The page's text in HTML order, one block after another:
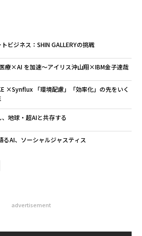
ビジネス：SHIN GALLERYの挑戦
療×AI を加速〜アイリス沖山翔×IBM金子達哉
×Synflux 「環境配慮」「効率化」の先をいく
、地球・超AIと共存する
るAI、ソーシャルジャスティス
advertisement